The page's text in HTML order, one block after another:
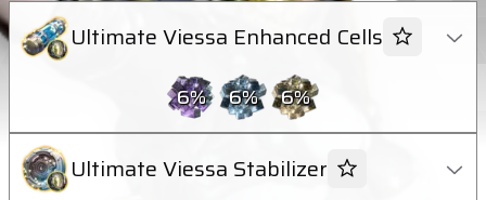
Ultimate Viessa Enhanced Cells
6% 6% 6%
Ultimate Viessa Stabilizer